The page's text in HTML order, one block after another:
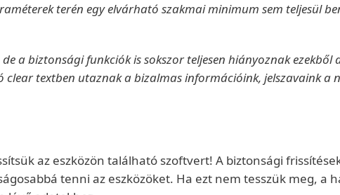
terén egy elvárható szakmai minimum sem teljesül
a biztonsági funkciók is sokszor teljesen hiányoznak ezekből
textben utaznak a bizalmas információink, jelszavaink a
az eszközön található szoftvert! A biztonsági
tenni az eszközöket. Ha ezt nem tesszük meg, a